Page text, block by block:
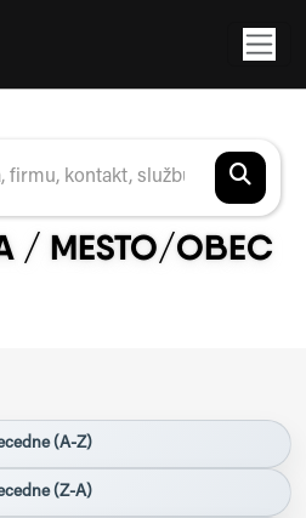
/ MESTO/OBEC
(A-Z)
(Z-A)